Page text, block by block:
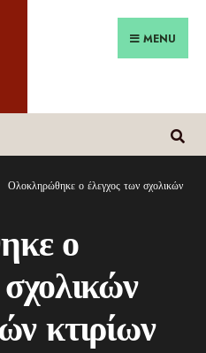
MENU
Ολοκληρώθηκε ο έλεγχος των σχολικών
ο
κτιρίων